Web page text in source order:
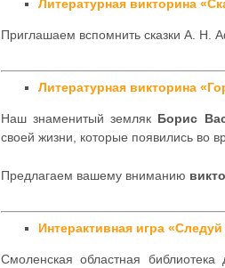
Литературная викторина
Приглашаем вспомнить сказки А. Н.
Литературная викторина
Наш знаменитый земляк Борис
своей жизни, которые появились во
Предлагаем вашему вниманию
Интерактивная игра
Смоленская областная